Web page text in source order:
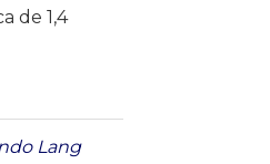
de 1,4
Lang